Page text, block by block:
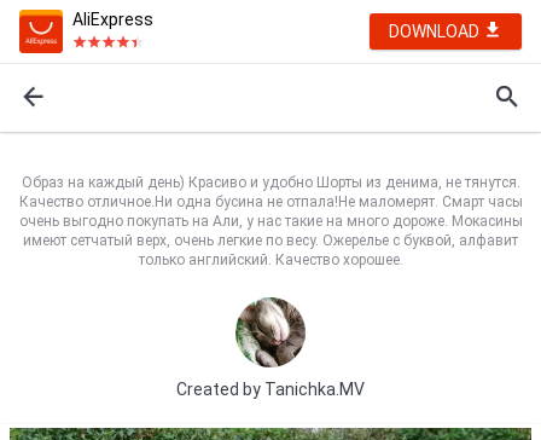
AliExpress
DOWNLOAD
Образ на каждый день) Красиво и удобно Шорты из денима, не тянутся.
Качество отличное.Ни одна бусина не отпала!Не маломерят. Смарт часы
очень выгодно покупать на Али, у нас такие на много дороже. Мокасины
имеют сетчатый верх, очень легкие по весу. Ожерелье с буквой, алфавит
только английский. Качество хорошее.
Created by Tanichka.MV